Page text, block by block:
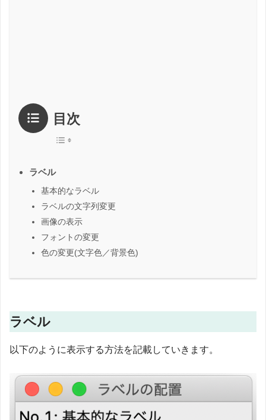
目次
ラベル
基本的なラベル
ラベルの文字列変更
画像の表示
フォントの変更
色の変更(文字色／背景色)
ラベル
以下のように表示する方法を記載していきます。